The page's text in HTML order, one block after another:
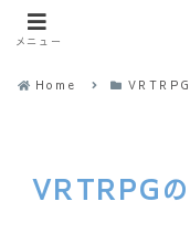
Home VRTRPG
VRTRPG
メニュー